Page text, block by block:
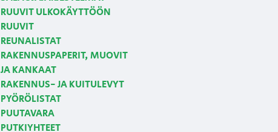
RUUVIT ULKOKÄYTTÖÖN
RUUVIT
REUNALISTAT
RAKENNUSPAPERIT, MUOVIT
JA KANKAAT
RAKENNUS- JA KUITULEVYT
PYÖRÖLISTAT
PUUTAVARA
PUTKIYHTEET